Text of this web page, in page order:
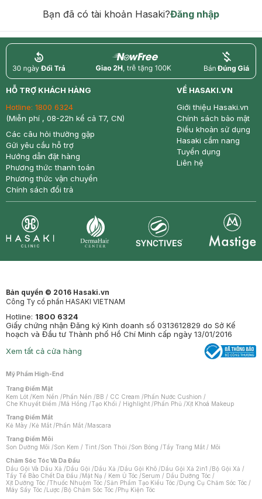
Bạn đã có tài khoản Hasaki?Đăng nhập
return nowfree price
HỖ TRỢ KHÁCH HÀNG
Hotline: 1800 6324
(Miễn phí , 08-22h kể cả T7, CN)
Các câu hỏi thường gặp
Gửi yêu cầu hỗ trợ
Hướng dẫn đặt hàng
Phương thức thanh toán
Phương thức vận chuyển
Chính sách đổi trả
VỀ HASAKI.VN
Giới thiệu Hasaki.vn
Chính sách bảo mật
Điều khoản sử dụng
Hasaki cẩm nang
Tuyển dụng
Liên hệ
Bản quyền © 2016 Hasaki.vn
Công Ty cổ phần HASAKI VIETNAM
Hotline: 1800 6324
Giấy chứng nhận Đăng ký Kinh doanh số 0313612829 do Sở Kế
hoạch và Đầu tư Thành phố Hồ Chí Minh cấp ngày 13/01/2016
Xem tất cả cửa hàng
Mỹ Phẩm High-End
Trang Điểm Mặt
Kem Lót /Kem Nền /Phấn Nền /BB / CC Cream /Phấn Nước Cushion /
Che Khuyết Điểm /Má Hồng /Tạo Khối / Highlight /Phấn Phủ /Xịt Khoá Makeup
Trang Điểm Mắt
Kẻ Mày /Kẻ Mắt /Phấn Mắt /Mascara
Trang Điểm Môi
Son Dưỡng Môi /Son Kem / Tint /Son Thỏi /Son Bóng /Tẩy Trang Mắt / Môi
Chăm Sóc Tóc Và Da Đầu
Dầu Gội Và Dầu Xả /Dầu Gội /Dầu Xả /Dầu Gội Khô /Dầu Gội Xả 2in1 /Bộ Gội Xả /
Tẩy Tế Bào Chết Da Đầu /Mặt Nạ / Kem Ủ Tóc /Serum / Dầu Dưỡng Tóc /
Xịt Dưỡng Tóc /Thuốc Nhuộm Tóc /Sản Phẩm Tạo Kiểu Tóc /Dụng Cụ Chăm Sóc Tóc /
Máy Sấy Tóc /Lược /Bộ Chăm Sóc Tóc /Phụ Kiện Tóc